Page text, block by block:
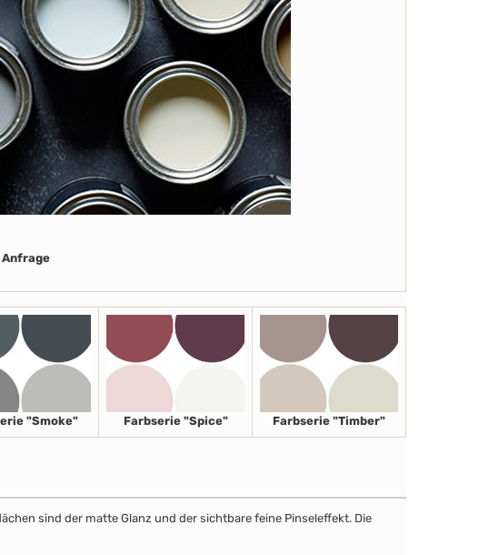
Anfrage
"Smoke" Farbserie "Spice" Farbserie "Timber"
sind der matte Glanz und der sichtbare feine Pinseleffekt. Die